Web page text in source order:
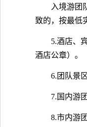
入境游团
致的，按最低
5.酒店、
酒店公章）。
6.团队景
7.国内游
8.市内游